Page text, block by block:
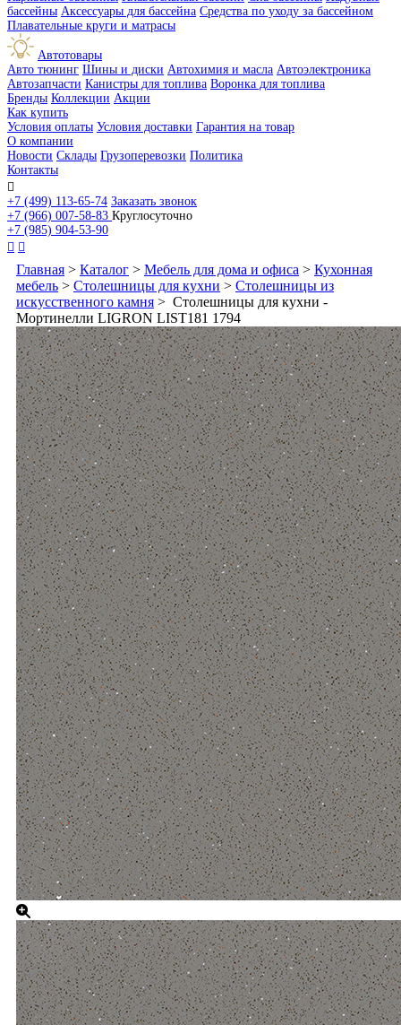
бассейны Аксессуары для бассейна Средства по уходу за бассейном
Плавательные круги и матрасы
Автотовары
Авто тюнинг Шины и диски Автохимия и масла Автоэлектроника
Автозапчасти Канистры для топлива Воронка для топлива
Бренды Коллекции Акции
Как купить
Условия оплаты Условия доставки Гарантия на товар
О компании
Новости Склады Грузоперевозки Политика
Контакты

+7 (499) 113-65-74 Заказать звонок
+7 (966) 007-58-83 Круглосуточно
+7 (985) 904-53-90
 
Главная > Каталог > Мебель для дома и офиса > Кухонная
мебель > Столешницы для кухни > Столешницы из
искусственного камня > Столешницы для кухни -
Мортинелли LIGRON LIST181 1794